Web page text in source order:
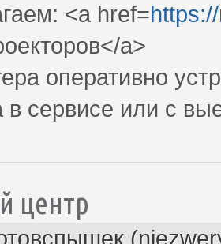
<a href=
a>
оперативно
в сервисе или с
центр